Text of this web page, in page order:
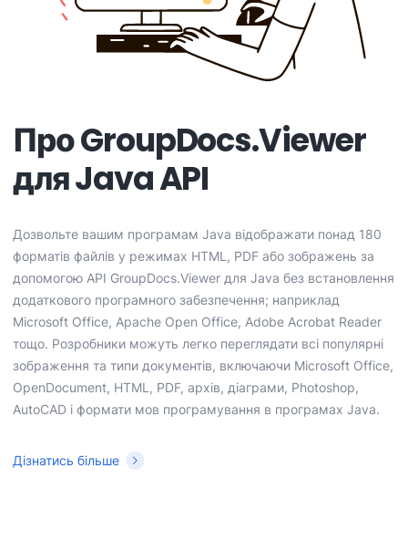
Про GroupDocs.Viewer
для Java API
Дозвольте вашим програмам Java відображати понад 180
форматів файлів у режимах HTML, PDF або зображень за
допомогою API GroupDocs.Viewer для Java без встановлення
додаткового програмного забезпечення; наприклад
Microsoft Office, Apache Open Office, Adobe Acrobat Reader
тощо. Розробники можуть легко переглядати всі популярні
зображення та типи документів, включаючи Microsoft Office,
OpenDocument, HTML, PDF, архів, діаграми, Photoshop,
AutoCAD і формати мов програмування в програмах Java.
Дізнатись більше